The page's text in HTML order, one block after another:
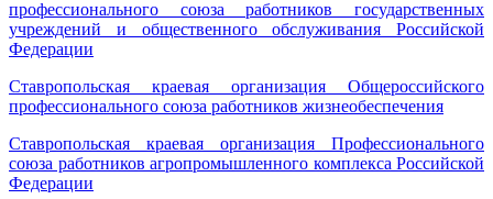
профессионального союза работников государственных
учреждений и общественного обслуживания Российской
Федерации
Ставропольская краевая организация Общероссийского
профессионального союза работников жизнеобеспечения
Ставропольская краевая организация Профессионального
союза работников агропромышленного комплекса Российской
Федерации